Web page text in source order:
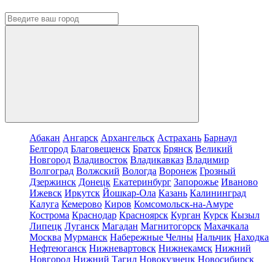
Абакан Ангарск Архангельск Астрахань Барнаул
Белгород Благовещенск Братск Брянск Великий
Новгород Владивосток Владикавказ Владимир
Волгоград Волжский Вологда Воронеж Грозный
Дзержинск Донецк Екатеринбург Запорожье Иваново
Ижевск Иркутск Йошкар-Ола Казань Калининград
Калуга Кемерово Киров Комсомольск-на-Амуре
Кострома Краснодар Красноярск Курган Курск Кызыл
Липецк Луганск Магадан Магнитогорск Махачкала
Москва Мурманск Набережные Челны Нальчик Находка
Нефтеюганск Нижневартовск Нижнекамск Нижний
Новгород Нижний Тагил Новокузнецк Новосибирск